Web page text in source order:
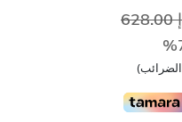
مخفض من